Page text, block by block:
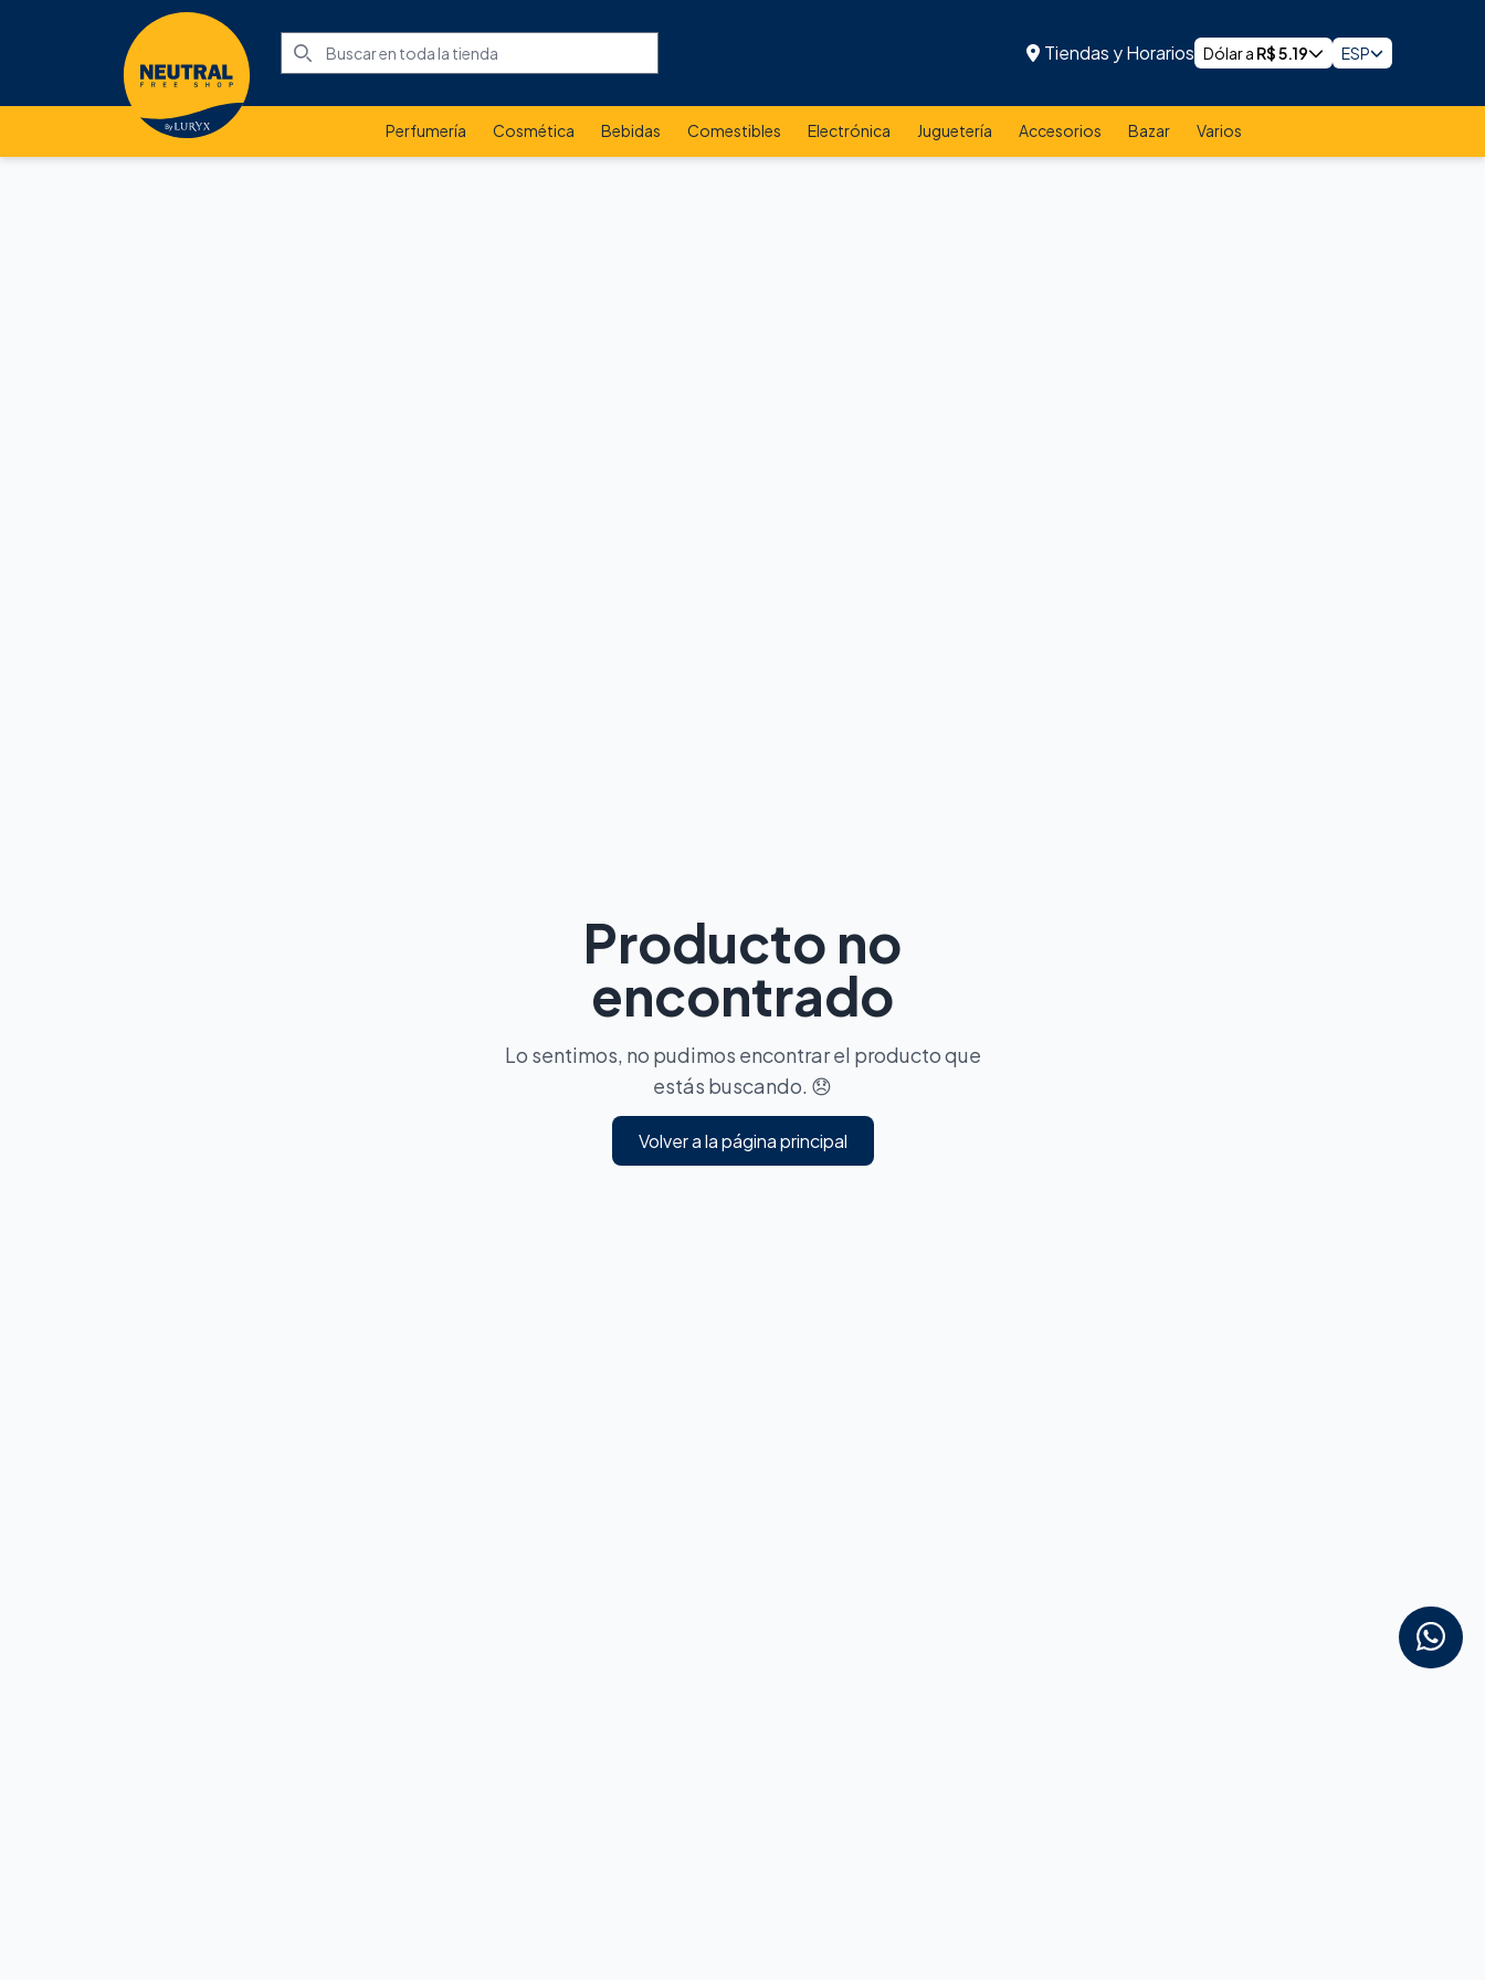
Tiendas y Horarios Dólar a R$5.19 ESP
Perfumería Cosmética Bebidas Comestibles Electrónica Juguetería Accesorios Bazar Varios
Producto no
encontrado
Lo sentimos, no pudimos encontrar el producto que
estás buscando. 😞
Volver a la página principal